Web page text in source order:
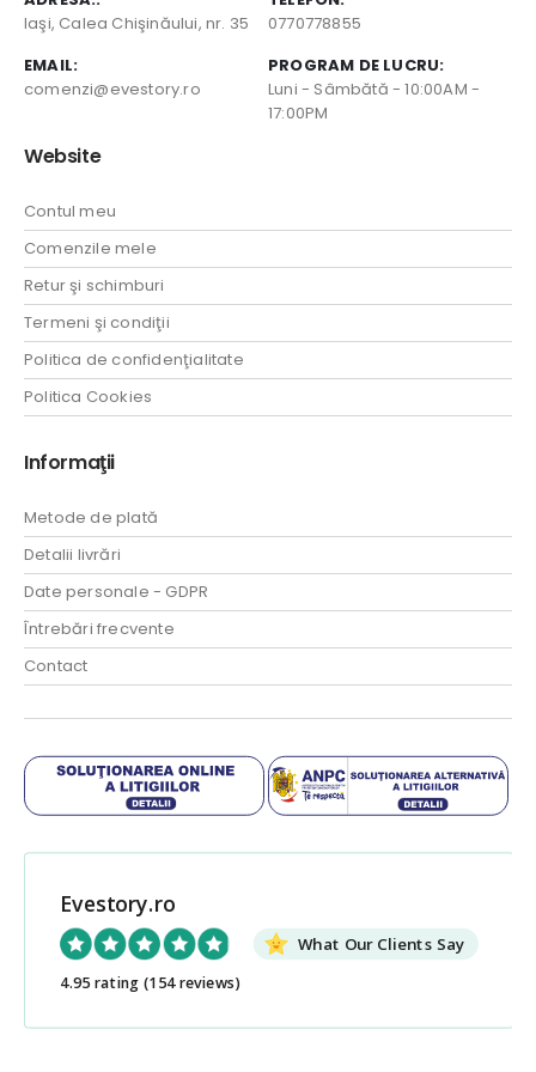
Iaşi, Calea Chişinăului, nr. 35
0770778855
EMAIL:
comenzi@evestory.ro
PROGRAM DE LUCRU:
Luni - Sâmbătă - 10:00AM -
17:00PM
Website
Contul meu
Comenzile mele
Retur şi schimburi
Termeni şi condiţii
Politica de confidenţialitate
Politica Cookies
Informaţii
Metode de plată
Detalii livrări
Date personale - GDPR
Întrebări frecvente
Contact
Evestory.ro
What Our Clients Say
4.95 rating (154 reviews)